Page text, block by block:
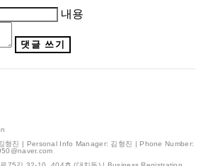
내용
댓글 쓰기
형진 | Personal Info Manager: 김형진 | Phone Number: